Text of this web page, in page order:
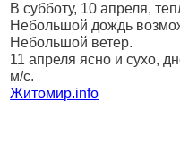
В субботу, 10 апреля,
Небольшой дождь
Небольшой ветер.
11 апреля ясно и сухо,
м/с.
Житомир.info